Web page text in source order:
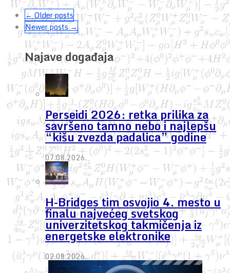
← Older posts
Newer posts →
Najave događaja
Perseidi 2026: retka prilika za
savršeno tamno nebo i najlepšu
“kišu zvezda padalica” godine
07.08.2026.
H-Bridges tim osvojio 4. mesto u
finalu najvećeg svetskog
univerzitetskog takmičenja iz
energetske elektronike
02.08.2026.